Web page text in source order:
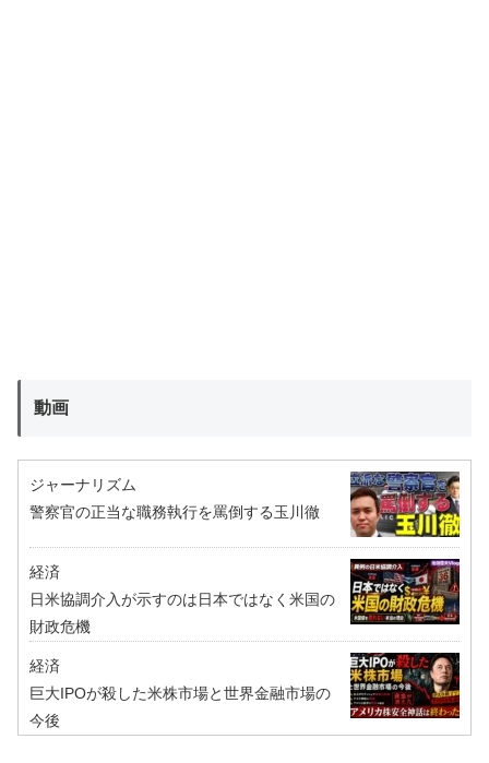
動画
ジャーナリズム
警察官の正当な職務執行を罵倒する玉川徹
経済
日米協調介入が示すのは日本ではなく米国の
財政危機
経済
巨大IPOが殺した米株市場と世界金融市場の
今後